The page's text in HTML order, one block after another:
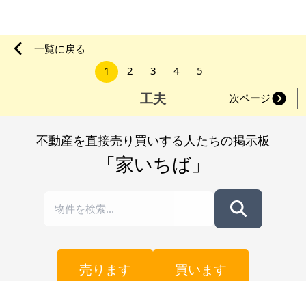
いです。お助けサポートいろいろありがとうございました。一
般の物件での仲介役とは違った進んだシステムで、これからい
ろいろ相続で困っている方々の最強の味方は「家いちば」で
一覧に戻る
1
2 3 4 5
工夫 次ページ
不動産を直接売り買いする人たちの掲示板
「家いちば」
売ります 買います